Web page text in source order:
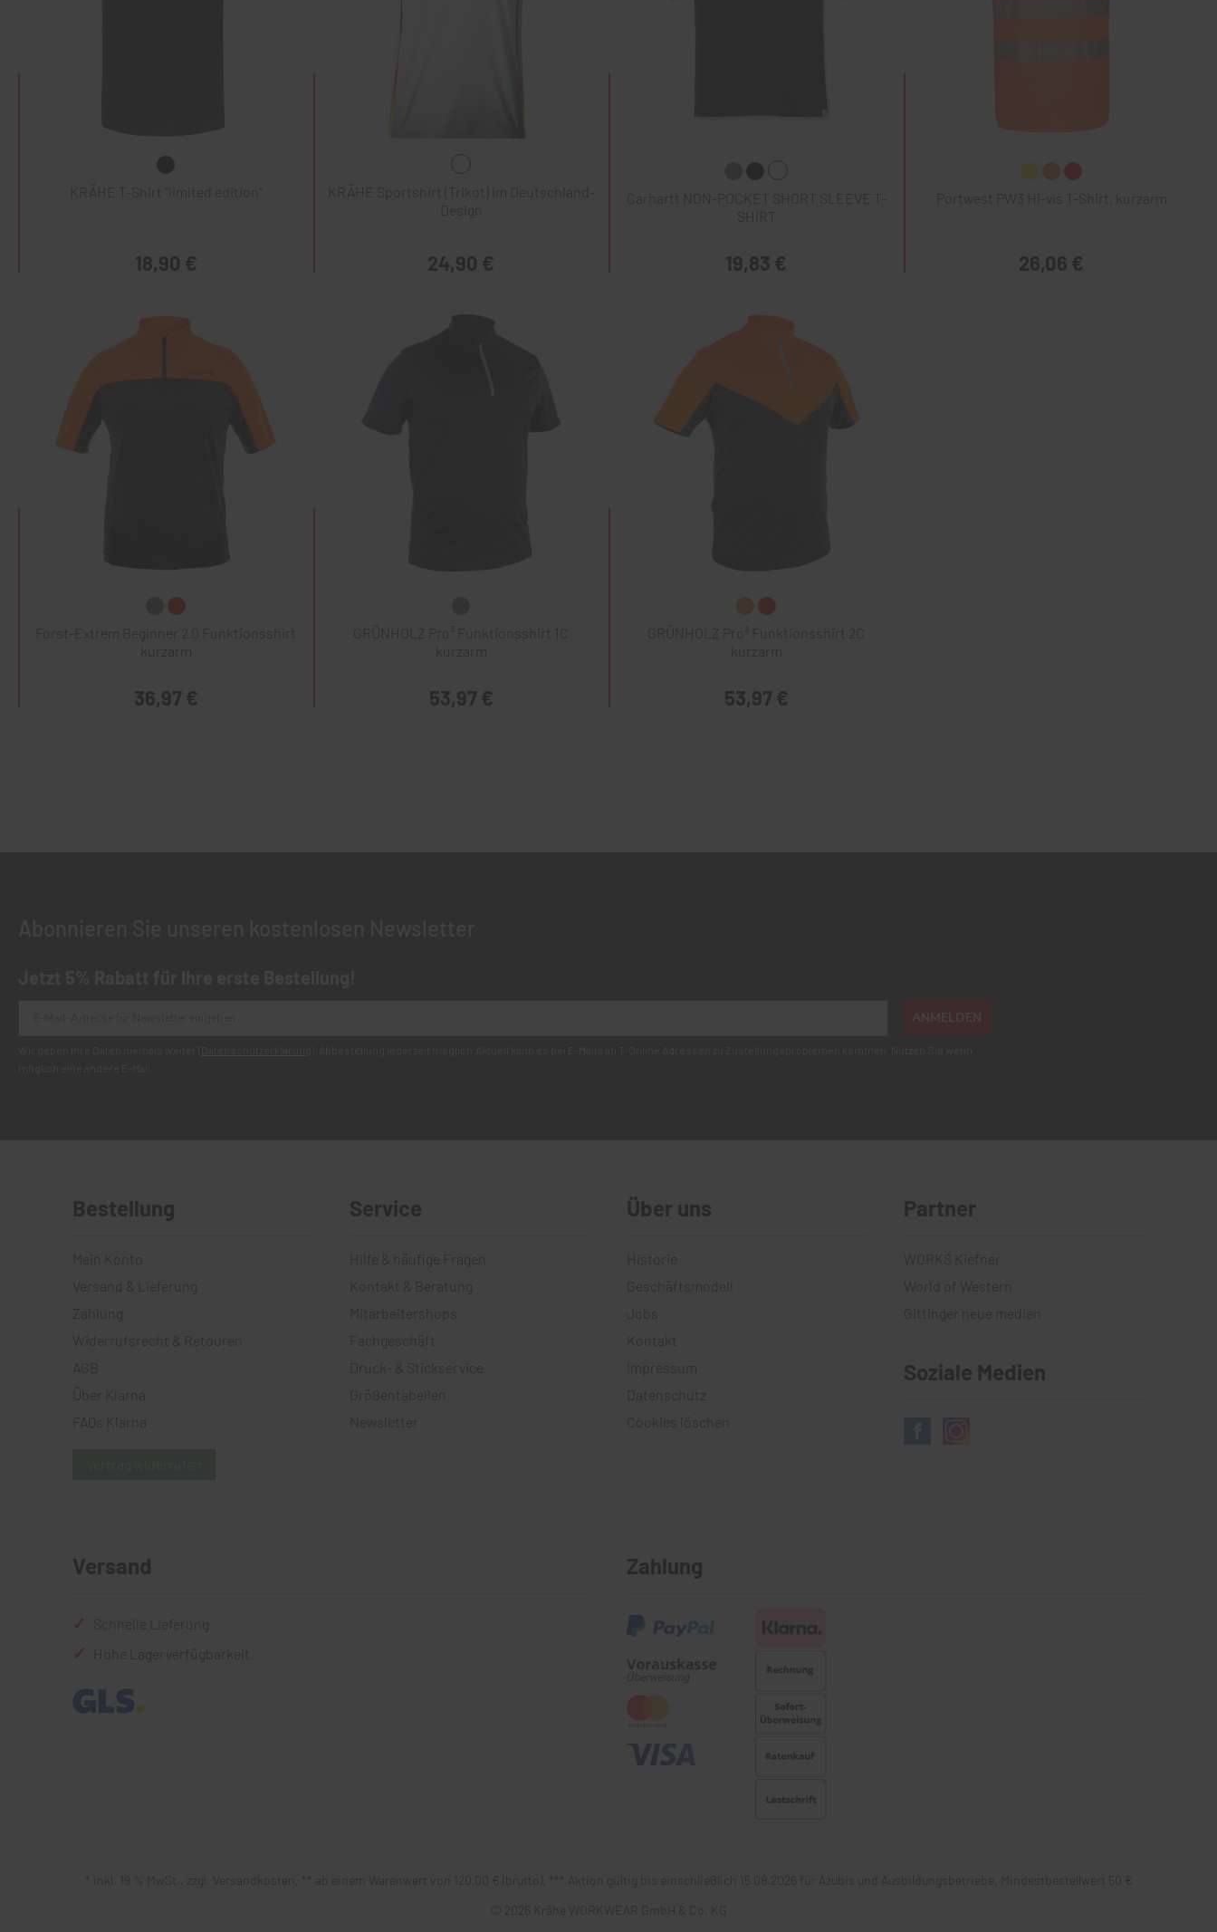
KRÄHE T-Shirt "limited edition"
18,90 €
KRÄHE Sportshirt (Trikot) im Deutschland-
Design
24,90 €
Carhartt NON-POCKET SHORT SLEEVE T-
SHIRT
19,83 €
Portwest PW3 Hi-vis T-Shirt, kurzarm
26,06 €
Forst-Extrem Beginner 2.0 Funktionsshirt
kurzarm
36,97 €
GRÜNHOLZ Pro³ Funktionsshirt 1C
kurzarm
53,97 €
GRÜNHOLZ Pro³ Funktionsshirt 2C
kurzarm
53,97 €
Bestellung
Versand & Lieferung
Zahlung
Widerrufsrecht & Retouren
AGB
FAQs Klarna
Service
Hilfe & häufige Fragen
Kontakt & Beratung
Fachgeschäft
Druck- & Stickservice
Größentabellen
Newsletter
Über uns
Geschäftsmodell
Kontakt
Impressum
Datenschutz
Cookies löschen
Partner
World of Western
Gittinger neue medien
Soziale Medien
Versand
Schnelle Lieferung
Hohe Lagerverfügbarkeit
Zahlung
* inkl. 19 % MwSt., zzgl. Versandkosten, ** ab einem Warenwert von 120,00 € (brutto), *** Aktion gültig bis einschließlich 15.09.2026 für Azubis und Ausbildungsbetriebe, Mindestbestellwert 50 €
© 2026 Krähe WORKWEAR GmbH & Co. KG